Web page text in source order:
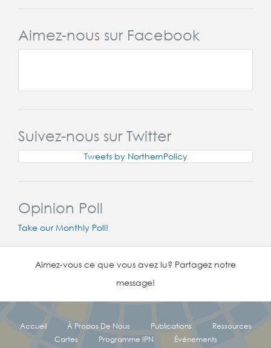
Aimez-nous sur Facebook
Suivez-nous sur Twitter
Tweets by NorthernPolicy
Opinion Poll
Take our Monthly Poll!
Aimez-vous ce que vous avez lu? Partagez notre
message!
Accueil À Propos De Nous Publications
Ressources
Cartes
Programme IPN
Événements